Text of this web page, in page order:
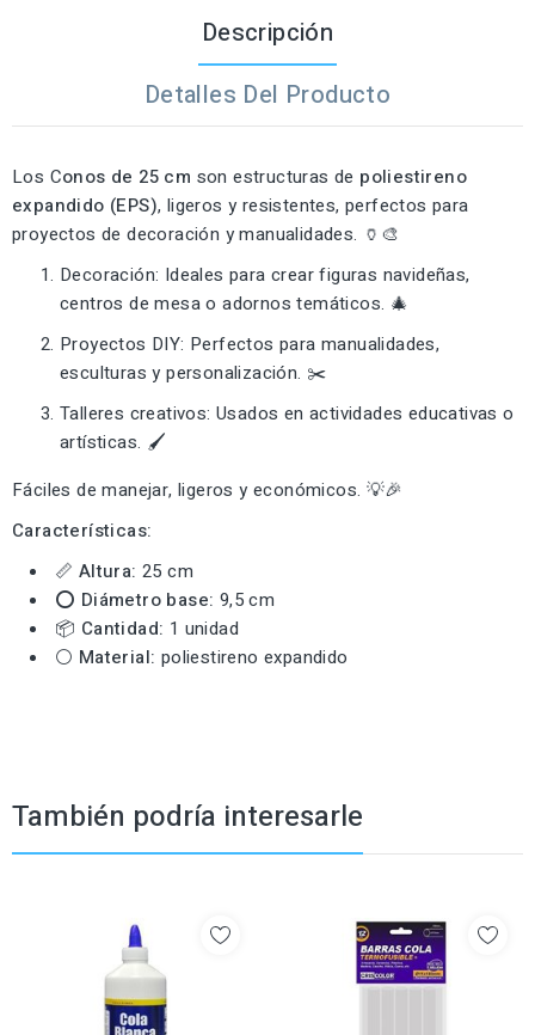
Descripción
Detalles Del Producto
Los Conos de 25 cm son estructuras de poliestireno
expandido (EPS), ligeros y resistentes, perfectos para
proyectos de decoración y manualidades. 🏺🎨
Decoración: Ideales para crear figuras navideñas,
centros de mesa o adornos temáticos. 🎄
Proyectos DIY: Perfectos para manualidades,
esculturas y personalización. ✂️
Talleres creativos: Usados en actividades educativas o
artísticas. 🖌️
Fáciles de manejar, ligeros y económicos. 💡🎉
Características:
📏 Altura: 25 cm
⭕ Diámetro base: 9,5 cm
📦 Cantidad: 1 unidad
⚪ Material: poliestireno expandido
También podría interesarle